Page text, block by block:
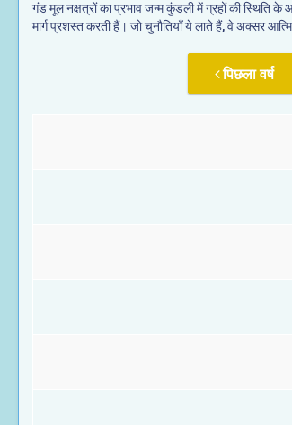
गंड मूल नक्षत्रों का प्रभाव जन्म कुंडली में ग्रहों की स्थिति
मार्ग प्रशस्त करती हैं। जो चुनौतियाँ ये लाते हैं, वे अक्सर
पिछला वर्ष